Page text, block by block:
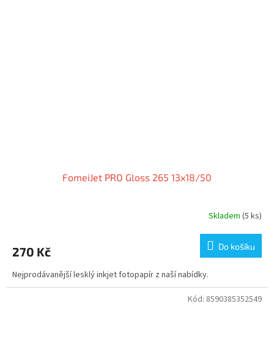
FomeiJet PRO Gloss 265 13x18/50
Skladem (5 ks)
270 Kč Do košíku
Nejprodávanější lesklý inkjet fotopapír z naší nabídky.
Kód: 8590385352549